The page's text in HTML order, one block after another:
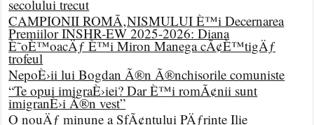
secolului trecut
CAMPIONII ROMÃ‚NISMULUI È™i Decernarea
Premiilor INSHR-EW 2025-2026: Diana
È˜oÈ™oacÄƒ È™i Miron Manega cÃ¢È™tigÄƒ
trofeul
NepoÈ›ii lui Bogdan Ã®n Ã®nchisorile comuniste
“Te opui imigraÈ›iei? Dar È™i romÃ¢nii sunt
imigranÈ›i Ã®n vest”
O nouÄƒ minune a SfÃ¢ntului PÄƒrinte Ilie